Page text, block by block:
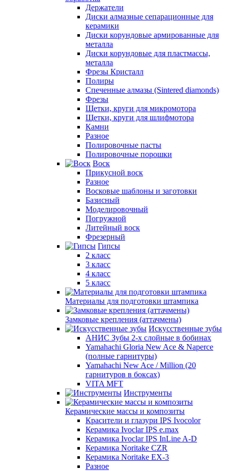
Держатели
Диски алмазные сепарационные для
керамики
Диски корундовые армированные для
металла
Диски корундовые для пластмассы,
металла
Фрезы Кристалл
Полиры
Спеченные алмазы (Sintered diamonds)
Фрезы
Щетки, круги для микромотора
Щетки, круги для шлифмотора
Камни
Разное
Полировочные пасты
Полировочные порошки
Воск
Прикусной воск
Разное
Восковые шаблоны и заготовки
Базисный
Моделировочный
Погружной
Литейный воск
Фрезерный
Гипсы
2 класс
3 класс
4 класс
5 класс
Материалы для подготовки штампика
Замковые крепления (аттачмены)
Искусственные зубы
АНИС Зубы 2-х слойные в бобинах
Yamahachi Gloria New Ace & Naperce
(полные гарнитуры)
Yamahachi New Ace / Million (20
гарнитуров в боксах)
VITA MFT
Инструменты
Керамические массы и композиты
Красители и глазури IPS Ivocolor
Керамика Ivoclar IPS e.max
Керамика Ivoclar IPS InLine A-D
Керамика Noritake CZR
Керамика Noritake EX-3
Разное